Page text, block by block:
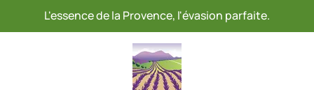
L'essence de la Provence, l'évasion parfaite.